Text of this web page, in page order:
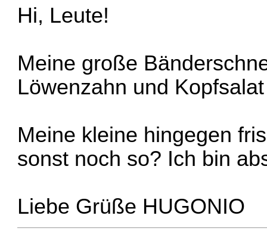
Hi, Leute!
Meine große
Löwenzahn und
Meine kleine hingegen
sonst noch so? Ich bin
Liebe Grüße HUGONIO